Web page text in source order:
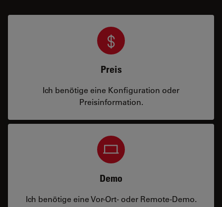
Preis
Ich benötige eine Konfiguration oder
Preisinformation.
Demo
Ich benötige eine Vor-Ort- oder Remote-Demo.